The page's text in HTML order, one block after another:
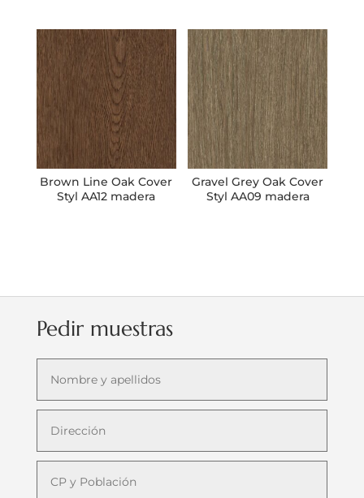
Brown Line Oak Cover
Styl AA12 madera
Gravel Grey Oak Cover
Styl AA09 madera
Pedir muestras